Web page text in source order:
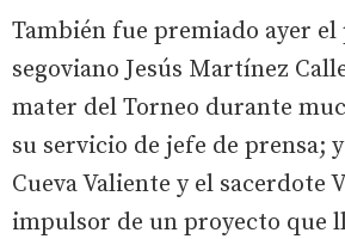
También fue premiado ayer
segoviano Jesús Martínez
mater del Torneo durante
su servicio de jefe de prensa;
Cueva Valiente y el sacerdote
impulsor de un proyecto que